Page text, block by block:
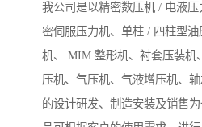
我公司是以精密数压机 / 电液
密伺服压力机、单柱 / 四柱型
机、 MIM 整形机、衬套压装机
压机、气压机、气液增压机、
的设计研发、制造安装及销售